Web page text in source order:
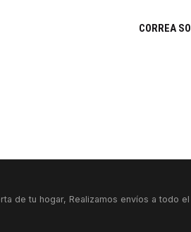
CORREA
de tu hogar, Realizamos envíos a todo el